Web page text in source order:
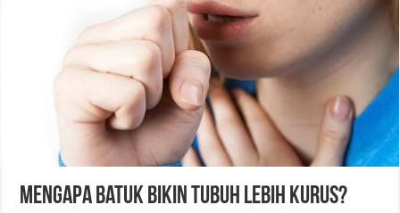
Mengapa Batuk Bikin Tubuh Lebih Kurus?